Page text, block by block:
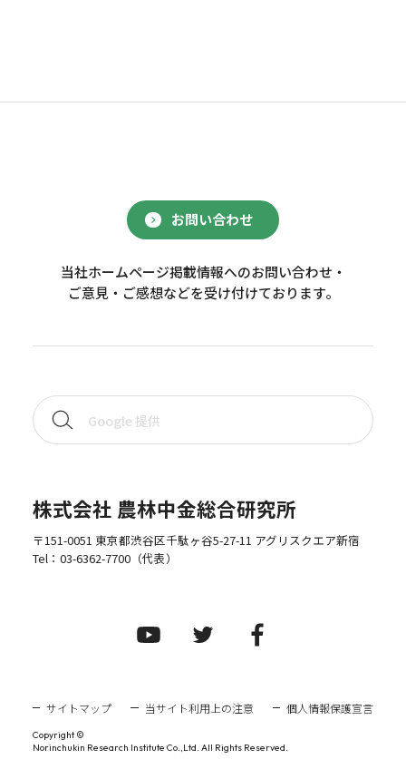
お問い合わせ
当社ホームページ掲載情報へのお問い合わせ・
ご意見・ご感想などを受け付けております。
株式会社 農林中金総合研究所
〒151-0051 東京都渋谷区千駄ヶ谷5-27-11 アグリスクエア新宿
Tel： 03-6362-7700（代表）
サイトマップ 当サイト利用上の注意 個人情報保護宣言
Copyright ©
Norinchukin Research Institute Co.,Ltd. All Rights Reserved.